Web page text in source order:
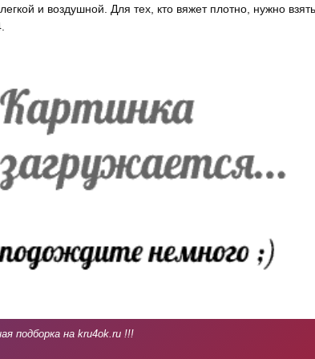
и воздушной. Для тех, кто вяжет плотно, нужно взять
подборка на kru4ok.ru !!!